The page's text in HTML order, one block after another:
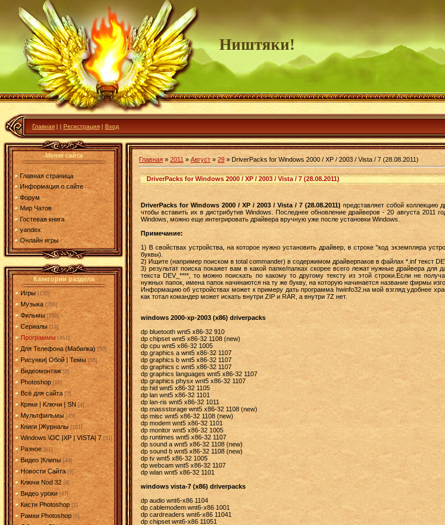
Ништяки!
Главная | | Регистрация | Вход
Меню сайта
Главная страница
Информация о сайте
Форум
Мир Чатов
Гостевая книга
yandex
Онлайн игры
Категории раздела
Игры [190]
Музыка [286]
Фильмы [299]
Сериалы [14]
Программы [467]
Для Телефона (Мабилка) [50]
Рисунки| Обой | Темы [55]
Видеомонтаж [8]
Photoshop [15]
Всё для сайта [2]
Кряки | Kлючи | SN [4]
Мультфильмы [45]
Книги |Журналы [161]
Windows \OC |XP | VISTA| 7 [31]
Разное [61]
Видео |Клипы [49]
Новости Сайта [9]
Ключи Nod 32 [4]
Видео уроки [47]
Кисти Photoshop [1]
Рамки Photoshop [6]
Главная » 2011 » Август » 29 » DriverPacks for Windows 2000 / XP / 2003 / Vista / 7 (28.08.2011)
DriverPacks for Windows 2000 / XP / 2003 / Vista / 7 (28.08.2011)
DriverPacks for Windows 2000 / XP / 2003 / Vista / 7 (28.08.2011) представляет собой коллекцию
чтобы вставить их в дистрибутив Windows. Последнее обновление драйверов - 20 августа 2011
Windows, можно еще интегрировать драйвера вручную уже после установки Windows.
Примечание:
1) В свойствах устройства, на которое нужно установить драйвер, в строке "код экземпляра
буквы).
2) Ищите (например поиском в total commander) в содержимом драйверпаков в файлах *.inf текст
3) результат поиска покажет вам в какой папке/папках скорее всего лежат нужные драйвера для
текста DEV_****, то можно поискать по какому то другому тексту из этой строки.Если не
нужных папок, имена папок начинаются на ту же букву, на которую начинается название фирмы
Информацию об устройствах может к примеру дать программа hwinfo32.на мой взгляд удобнее
как тотал командер может искать внутри ZIP и RAR, а внутри 7Z нет.
windows 2000-xp-2003 (x86) driverpacks
dp bluetooth wnt5 x86-32 910
dp chipset wnt5 x86-32 1108 (new)
dp cpu wnt5 x86-32 1005
dp graphics a wnt5 x86-32 1107
dp graphics b wnt5 x86-32 1107
dp graphics c wnt5 x86-32 1107
dp graphics languages wnt5 x86-32 1107
dp graphics physx wnt5 x86-32 1107
dp hid wnt5 x86-32 1105
dp lan wnt5 x86-32 1101
dp lan-ris wnt5 x86-32 1011
dp massstorage wnt5 x86-32 1108 (new)
dp misc wnt5 x86-32 1108 (new)
dp modem wnt5 x86-32 1101
dp monitor wnt5 x86-32 1005
dp runtimes wnt5 x86-32 1107
dp sound a wnt5 x86-32 1108 (new)
dp sound b wnt5 x86-32 1108 (new)
dp tv wnt5 x86-32 1005
dp webcam wnt5 x86-32 1107
dp wlan wnt5 x86-32 1101
windows vista-7 (x86) driverpacks
dp audio wnt6-x86 1104
dp cablemodem wnt6-x86 1001
dp cardreaders wnt6-x86 11041
dp chipset wnt6-x86 11051